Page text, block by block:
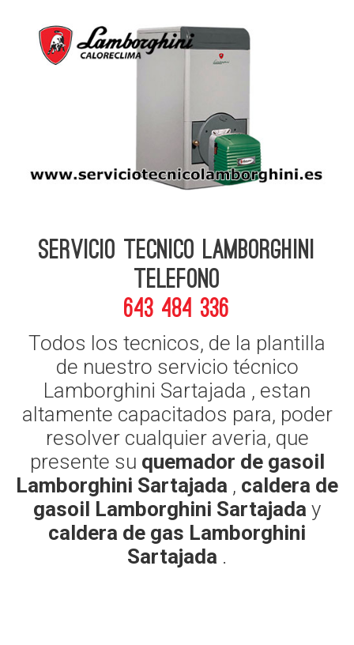
Servicio Tecnico Lamborghini
telefono
643 484 336
Todos los tecnicos, de la plantilla
de nuestro servicio técnico
Lamborghini Sartajada , estan
altamente capacitados para, poder
resolver cualquier averia, que
presente su quemador de gasoil
Lamborghini Sartajada , caldera de
gasoil Lamborghini Sartajada y
caldera de gas Lamborghini
Sartajada .